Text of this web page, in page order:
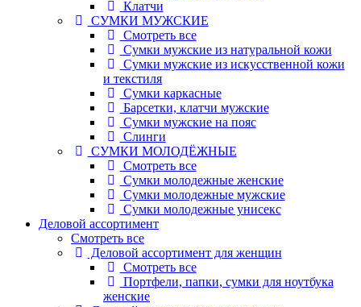
Клатчи
СУМКИ МУЖСКИЕ
Смотреть все
Сумки мужские из натуральной кожи
Сумки мужские из искусственной кожи
и текстиля
Сумки каркасные
Барсетки, клатчи мужские
Сумки мужские на пояс
Слинги
СУМКИ МОЛОДЁЖНЫЕ
Смотреть все
Сумки молодежные женские
Сумки молодежные мужские
Сумки молодежные унисекс
Деловой ассортимент
Смотреть все
Деловой ассортимент для женщин
Смотреть все
Портфели, папки, сумки для ноутбука
женские